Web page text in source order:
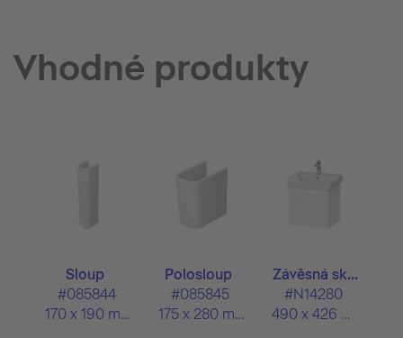
Vhodné produkty
Sloup
#085844
170 x 190 mm
Polosloup
#085845
175 x 280 mm
Závěsná sk...
#N14280
490 x 426 mm